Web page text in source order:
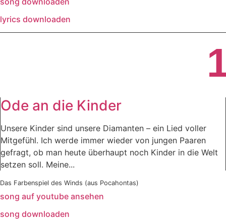
lyrics downloaden
Ode an die Kinder
Unsere Kinder sind unsere Diamanten – ein Lied voller
Mitgefühl. Ich werde immer wieder von jungen Paaren
gefragt, ob man heute überhaupt noch Kinder in die Welt
setzen soll. Meine...
Das Farbenspiel des Winds (aus Pocahontas)
song auf youtube ansehen
song downloaden